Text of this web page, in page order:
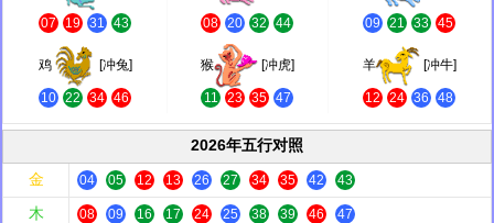
07 19 31 43 08 20 32 44 09 21 33 45
鸡 [冲兔]
10 22 34 46
猴 [冲虎]
11 23 35 47
羊 [冲牛]
12 24 36 48
2026年五行对照
金
04 05 12 13 26 27 34 35 42 43
木 08 09 16 17 24 25 38 39 46 47